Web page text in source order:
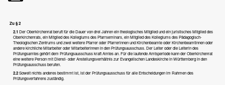
Zu § 2
2.1 Der Oberkirchenrat beruft für die Dauer von drei Jahren ein theologisches Mitglied und ein juristisches Mitglied des
Oberkirchenrats, ein Mitglied des Kollegiums des Pfarrseminars, ein Mitglied des Kollegiums des Pädagogisch-
Theologischen Zentrums und zwei weitere Pfarrer oder Pfarrerinnen und Kirchenbeamte oder Kirchenbeamtinnen oder
andere kirchliche Mitarbeiter oder Mitarbeiterinnen in den Prüfungsausschuss. Der Leiter oder die Leiterin des
Prüfungsamtes gehört dem Prüfungsausschuss kraft Amtes an. Für die laufende Amtsperiode kann der Oberkirchenrat
eine weitere Person mit Dienst- oder Anstellungsverhältnis zur Evangelischen Landeskirche in Württemberg in den
Prüfungsausschuss berufen.
2.2Soweit nichts anderes bestimmt ist, ist der Prüfungsausschuss für alle Entscheidungen im Rahmen des
Prüfungsverfahrens zuständig.